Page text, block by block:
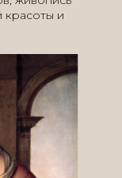
красоты и